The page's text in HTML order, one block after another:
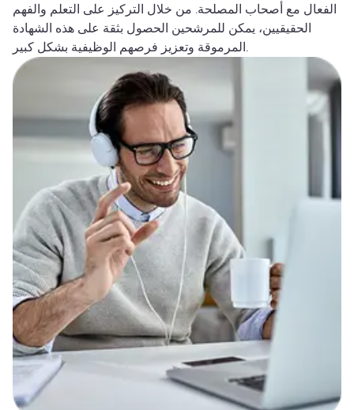
الفعال مع أصحاب المصلحة. من خلال التركيز على التعلم والفهم
الحقيقيين، يمكن للمرشحين الحصول بثقة على هذه الشهادة
المرموقة وتعزيز فرصهم الوظيفية بشكل كبير.